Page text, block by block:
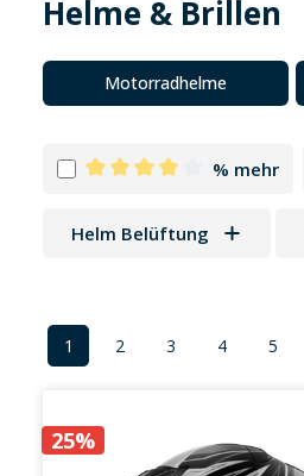
Helme & Brillen
Kategoriegalerie überspringen
Motorradhelme
% mehr
Helm Belüftung
Seite
1 Seite
2 Seite
3 Seite
4 Seite
5
25%